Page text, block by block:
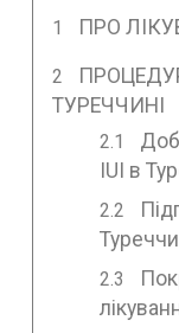
ПРО
ТУРЕЧЧИНІ
IUI в